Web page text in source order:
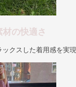
の快適さ
クスした着用感を実現